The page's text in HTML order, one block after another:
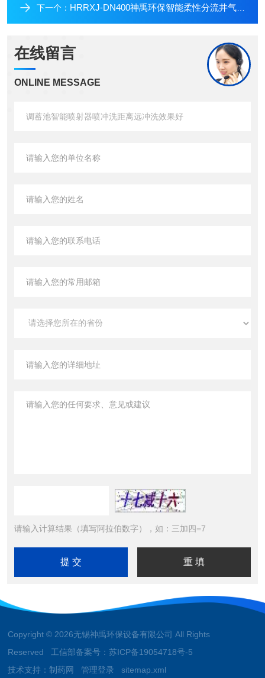
下一个： HRRXJ-DN400神禹环保智能柔性分流井气动截流装置
在线留言
ONLINE MESSAGE
请输入计算结果（填写阿拉伯数字），如：三加四=7
Copyright © 2026无锡神禹环保设备有限公司 All Rights
Reserved 工信部备案号：苏ICP备19054718号-5
技术支持：制药网 管理登录 sitemap.xml